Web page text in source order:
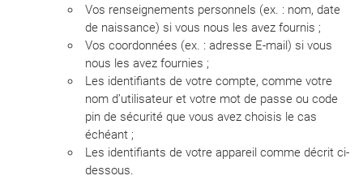
Vos renseignements personnels (ex. : nom, date
de naissance) si vous nous les avez fournis ;
Vos coordonnées (ex. : adresse E-mail) si vous
nous les avez fournies ;
Les identifiants de votre compte, comme votre
nom d’utilisateur et votre mot de passe ou code
pin de sécurité que vous avez choisis le cas
échéant ;
Les identifiants de votre appareil comme décrit ci-
dessous.